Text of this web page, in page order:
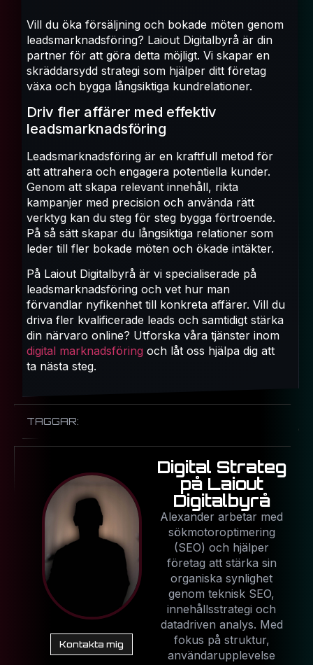
Vill du öka försäljning och bokade möten genom
leadsmarknadsföring? Laiout Digitalbyrå är din
partner för att göra detta möjligt. Vi skapar en
skräddarsydd strategi som hjälper ditt företag
växa och bygga långsiktiga kundrelationer.
Driv fler affärer med effektiv
leadsmarknadsföring
Leadsmarknadsföring är en kraftfull metod för
att attrahera och engagera potentiella kunder.
Genom att skapa relevant innehåll, rikta
kampanjer med precision och använda rätt
verktyg kan du steg för steg bygga förtroende.
På så sätt skapar du långsiktiga relationer som
leder till fler bokade möten och ökade intäkter.
På Laiout Digitalbyrå är vi specialiserade på
leadsmarknadsföring och vet hur man
förvandlar nyfikenhet till konkreta affärer. Vill du
driva fler kvalificerade leads och samtidigt stärka
din närvaro online? Utforska våra tjänster inom
digital marknadsföring och låt oss hjälpa dig att
ta nästa steg.
TAGGAR:
Kontakta mig
Digital Strateg
på Laiout
Digitalbyrå
Alexander arbetar med
sökmotoroptimering
(SEO) och hjälper
företag att stärka sin
organiska synlighet
genom teknisk SEO,
innehållsstrategi och
datadriven analys. Med
fokus på struktur,
användarupplevelse